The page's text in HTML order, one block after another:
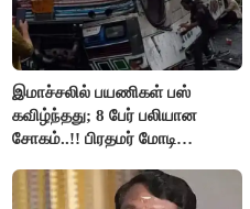
இமாச்சலில் பயணிகள் பஸ்
கவிழ்ந்தது; 8 பேர் பலியான
சோகம்..!! பிரதமர் மோடி